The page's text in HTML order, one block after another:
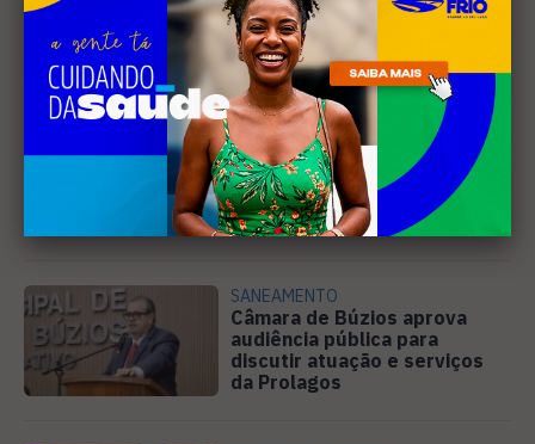
Leia Também
EDUCAÇÃO
Projeto "Interlinhas" lança
concurso de redação para
estudantes do ensino médio
em Cabo Frio
SANEAMENTO
Câmara de Búzios aprova
audiência pública para
discutir atuação e serviços
da Prolagos